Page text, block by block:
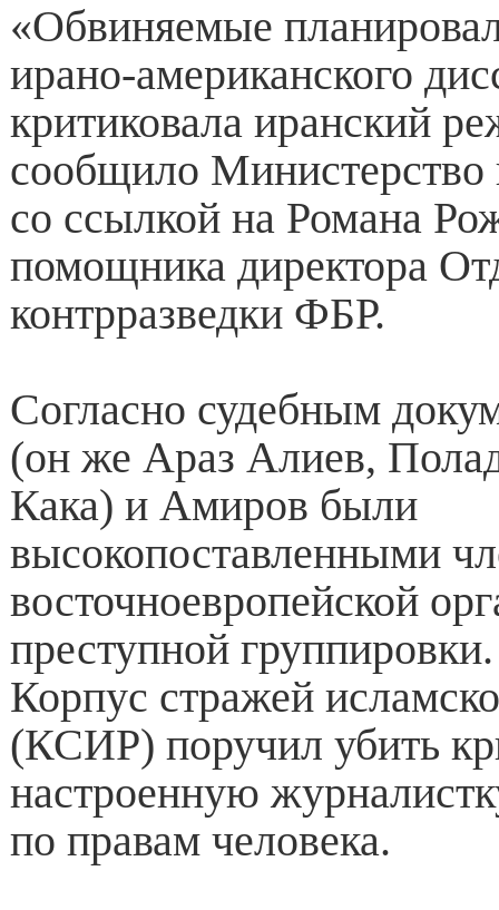
«Обвиняемые
ирано-американского
критиковала иранский
сообщило
со ссылкой на Романа
помощника директора
контрразведки ФБР.
Согласно судебным
(он же Араз Алиев,
Кака) и Амиров были
высокопоставленными
восточноевропейской
преступной
Корпус стражей
(КСИР) поручил убить
настроенную
по правам человека.